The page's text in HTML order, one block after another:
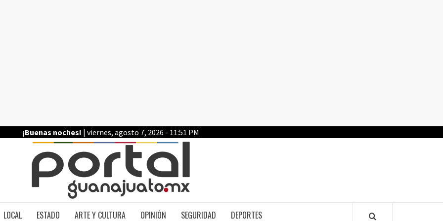
¡Buenas noches! | viernes, agosto 7, 2026 - 11:51 PM
LOCAL ESTADO ARTE Y CULTURA OPINIÓN SEGURIDAD DEPORTES